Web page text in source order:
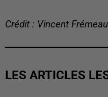
Crédit : Vincent
LES ARTICLES